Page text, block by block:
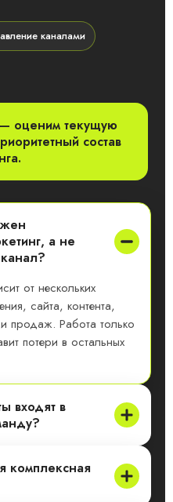
каналами
оценим текущую
состав
а не
от нескольких
сайта, контента,
продаж. Работа только
потери в остальных
входят в
комплексная